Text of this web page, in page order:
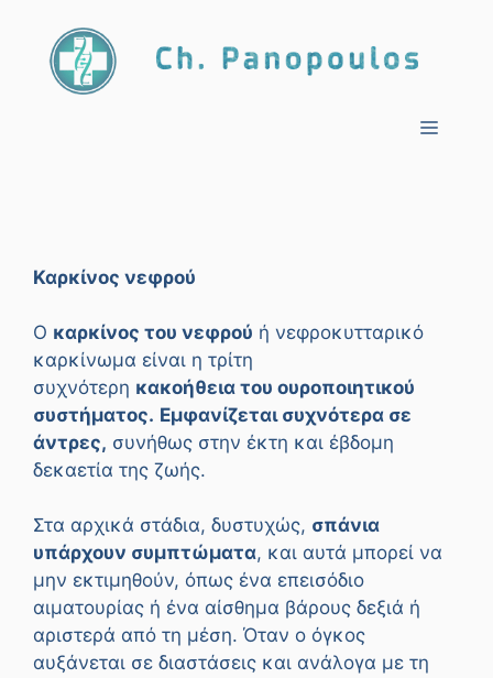
περιεχόμενο
Καρκίνος νεφρού
Ο καρκίνος του νεφρού ή νεφροκυτταρικό
καρκίνωμα είναι η τρίτη
συχνότερη κακοήθεια του ουροποιητικού
συστήματος. Εμφανίζεται συχνότερα σε
άντρες, συνήθως στην έκτη και έβδομη
δεκαετία της ζωής.
Στα αρχικά στάδια, δυστυχώς, σπάνια
υπάρχουν συμπτώματα, και αυτά μπορεί να
μην εκτιμηθούν, όπως ένα επεισόδιο
αιματουρίας ή ένα αίσθημα βάρους δεξιά ή
αριστερά από τη μέση. Όταν ο όγκος
αυξάνεται σε διαστάσεις και ανάλογα με τη